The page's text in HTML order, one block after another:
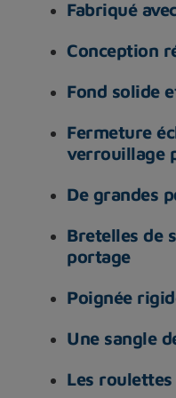
Fabriqué
Conception
Fond solide
Fermeture
verrouillage
De grandes
Bretelles de
portage
Poignée
Une sangle
Les